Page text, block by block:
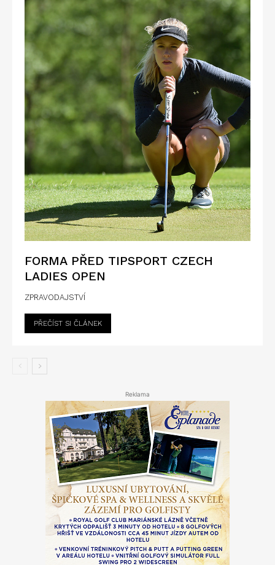
FORMA PŘED TIPSPORT CZECH
LADIES OPEN
ZPRAVODAJSTVÍ
PŘEČÍST SI ČLÁNEK
Reklama